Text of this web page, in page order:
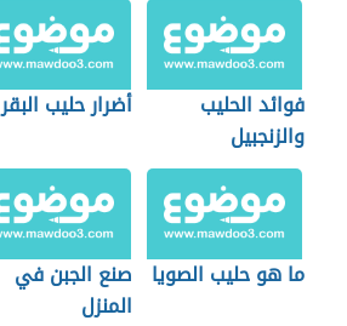
فوائد الحليب
والزنجبيل
أضرار حليب البقر
ما هو حليب الصويا صنع الجبن في
المنزل